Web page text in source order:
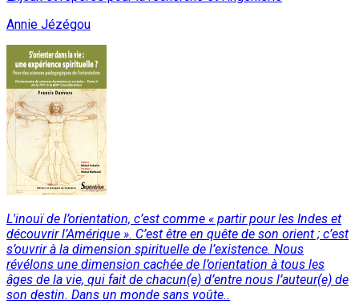
Annie Jézégou
L'inouï de l’orientation, c’est comme « partir pour les Indes et
découvrir l’Amérique ». C’est être en quête de son orient ; c’est
s’ouvrir à la dimension spirituelle de l’existence. Nous
révélons une dimension cachée de l’orientation à tous les
âges de la vie, qui fait de chacun(e) d’entre nous l’auteur(e) de
son destin. Dans un monde sans voûte..